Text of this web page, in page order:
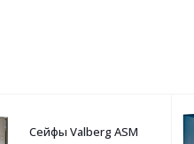
Сейфы Valberg ASM